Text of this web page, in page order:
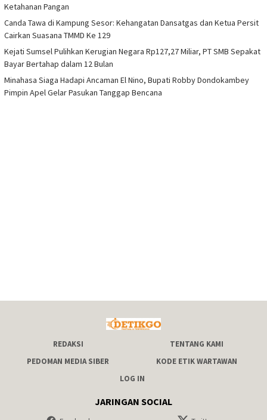
Ketahanan Pangan
Canda Tawa di Kampung Sesor: Kehangatan Dansatgas dan Ketua Persit
Cairkan Suasana TMMD Ke 129
Kejati Sumsel Pulihkan Kerugian Negara Rp127,27 Miliar, PT SMB Sepakat
Bayar Bertahap dalam 12 Bulan
Minahasa Siaga Hadapi Ancaman El Nino, Bupati Robby Dondokambey
Pimpin Apel Gelar Pasukan Tanggap Bencana
REDAKSI
TENTANG KAMI
PEDOMAN MEDIA SIBER
KODE ETIK WARTAWAN
LOG IN
JARINGAN SOCIAL